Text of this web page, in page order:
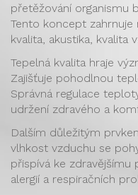
přetěžování organismu
Tento koncept
kvalita, akustika, kvalita
Tepelná kvalita hraje
Zajišťuje pohodlnou
Správná regulace
udržení zdravého a
Dalším důležitým
vlhkost vzduchu se
přispívá ke zdravějšímu
alergií a respiračních